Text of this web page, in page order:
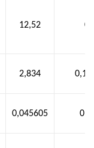
12,52
2,834
0,045605